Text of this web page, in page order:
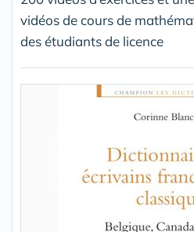
vidéos de cours de
des étudiants de licence